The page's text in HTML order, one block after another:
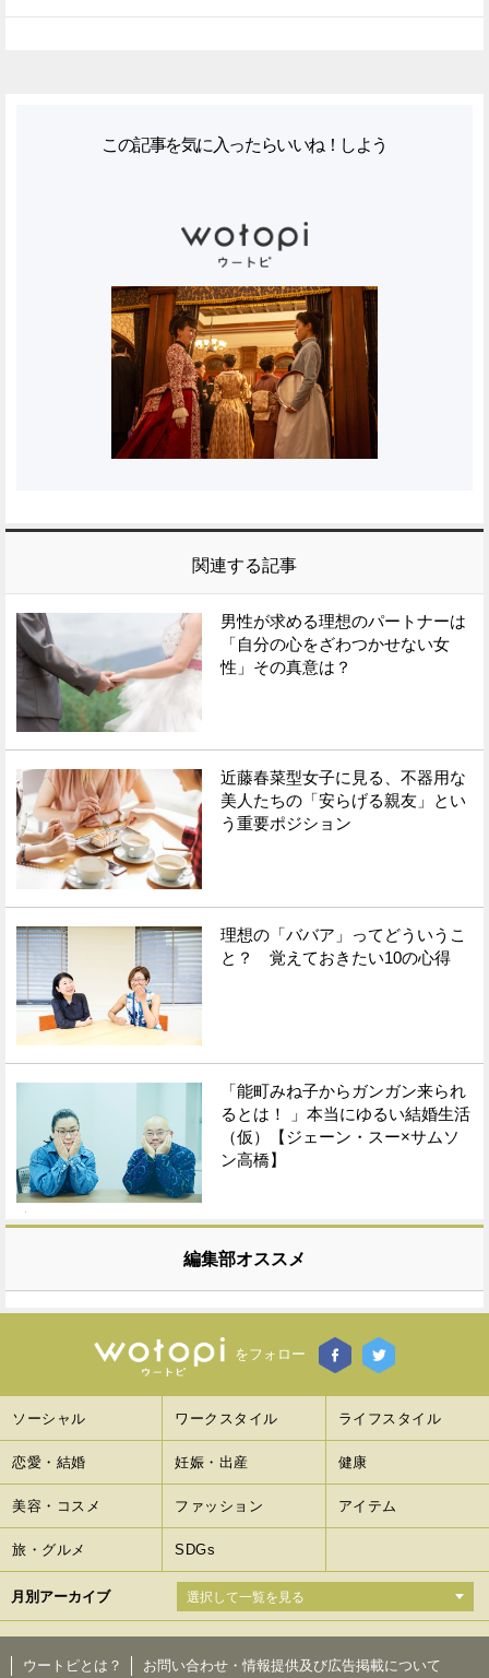
この記事を気に入ったらいいね！しよう
関連する記事
男性が求める理想のパートナーは
「自分の心をざわつかせない女
性」その真意は？
近藤春菜型女子に見る、不器用な
美人たちの「安らげる親友」とい
う重要ポジション
理想の「ババア」ってどういうこ
と？ 覚えておきたい10の心得
「能町みね子からガンガン来られ
るとは！ 」本当にゆるい結婚生活
（仮）【ジェーン・スー×サムソ
ン高橋】
編集部オススメ
をフォロー
ソーシャル ワークスタイル ライフスタイル
恋愛・結婚 妊娠・出産 健康
美容・コスメ ファッション アイテム
旅・グルメ SDGs
月別アーカイブ
ウートピとは？ お問い合わせ・情報提供及び広告掲載について